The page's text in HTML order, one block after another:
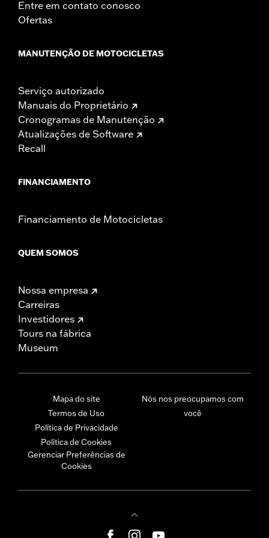
Entre em contato conosco
Ofertas
MANUTENÇÃO DE MOTOCICLETAS
Serviço autorizado
Manuais do Proprietário
Cronogramas de Manutenção
Atualizações de Software
Recall
FINANCIAMENTO
Financiamento de Motocicletas
QUEM SOMOS
Nossa empresa
Carreiras
Investidores
Tours na fábrica
Museum
Mapa do site
Termos de Uso
Política de Privacidade
Política de Cookies
Gerenciar Preferências de
Cookies
Nós nos preocupamos com
você